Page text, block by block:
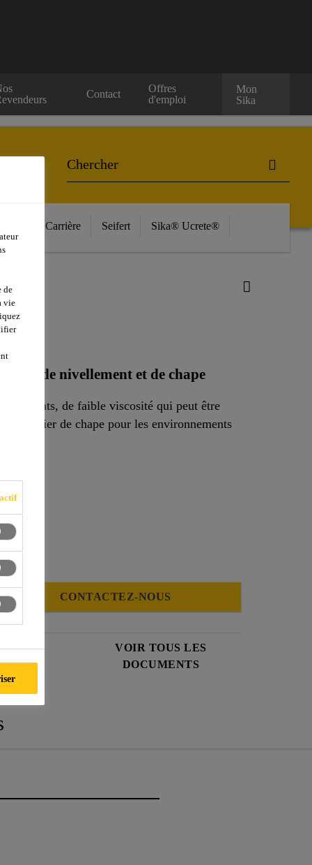
Contact
Offres
d'emploi
Mon
Sika
Carrière Seifert Sika® Ucrete®
de nivellement et de chape
de faible viscosité qui peut être
mortier de chape pour les environnements
CONTACTEZ-NOUS
DE
VOIR TOUS LES
DOCUMENTS
de
vie